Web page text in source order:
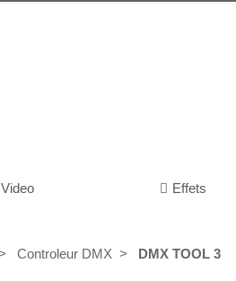
Video Effets
Controleur DMX DMX TOOL 3